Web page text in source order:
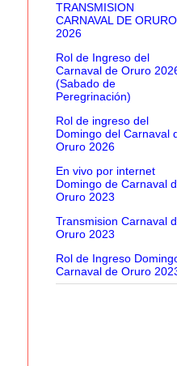
TRANSMISION
CARNAVAL DE ORURO
2026
Rol de Ingreso del
Carnaval de Oruro
(Sabado de
Peregrinación)
Rol de ingreso del
Domingo del Carnaval
Oruro 2026
En vivo por internet
Domingo de Carnaval
Oruro 2023
Transmision Carnaval
Oruro 2023
Rol de Ingreso
Carnaval de Oruro